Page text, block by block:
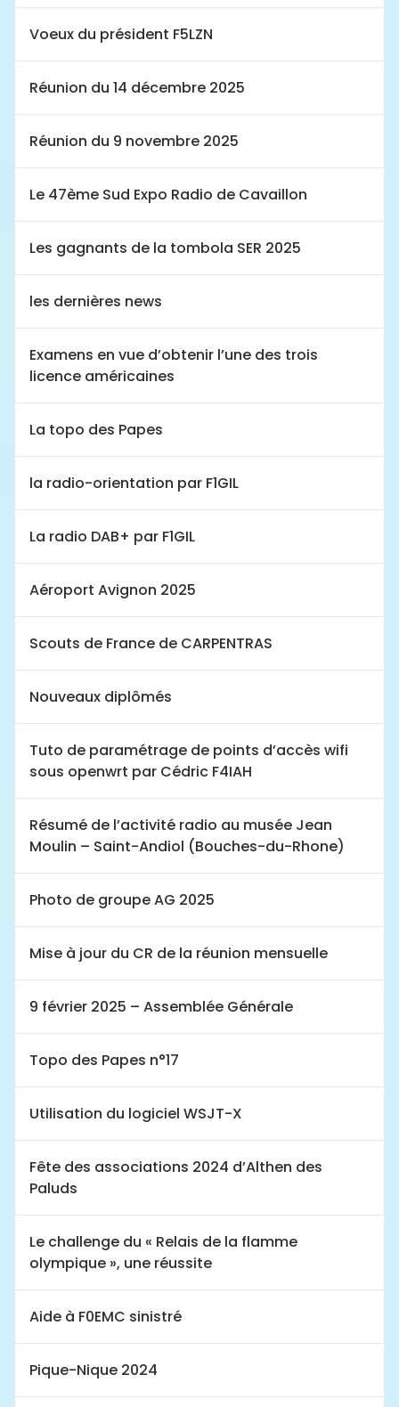
Voeux du président F5LZN
Réunion du 14 décembre 2025
Réunion du 9 novembre 2025
Le 47ème Sud Expo Radio de Cavaillon
Les gagnants de la tombola SER 2025
les dernières news
Examens en vue d’obtenir l’une des trois
licence américaines
La topo des Papes
la radio-orientation par F1GIL
La radio DAB+ par F1GIL
Aéroport Avignon 2025
Scouts de France de CARPENTRAS
Nouveaux diplômés
Tuto de paramétrage de points d’accès wifi
sous openwrt par Cédric F4IAH
Résumé de l’activité radio au musée Jean
Moulin – Saint-Andiol (Bouches-du-Rhone)
Photo de groupe AG 2025
Mise à jour du CR de la réunion mensuelle
9 février 2025 – Assemblée Générale
Topo des Papes n°17
Utilisation du logiciel WSJT-X
Fête des associations 2024 d’Althen des
Paluds
Le challenge du « Relais de la flamme
olympique », une réussite
Aide à F0EMC sinistré
Pique-Nique 2024